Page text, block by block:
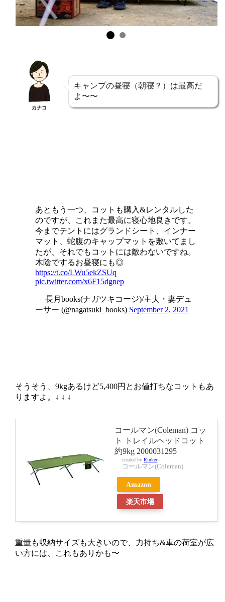
カナコ
キャンプの昼寝（朝寝？）は最高だ
よ〜〜
あともう一つ、コットも購入&レンタルした
のですが、これまた最高に寝心地良きです。
今までテントにはグランドシート、インナー
マット、蛇腹のキャップマットを敷いてまし
たが、それでもコットには敵わないですね。
木陰でするお昼寝にも◎
https://t.co/LWu5ekZSUq
pic.twitter.com/x6F15dgnep
— 長月books(ナガツキコージ)/主夫・妻デュ
ーサー (@nagatsuki_books) September 2, 2021
そうそう、9kgあるけど5,400円とお値打ちなコットもあ
りますよ。↓ ↓ ↓
コールマン(Coleman) コッ
ト トレイルヘッドコット
約9kg 2000031295
created byRinker
コールマン(Coleman)
Amazon
楽天市場
重量も収納サイズも大きいので、力持ち&車の荷室が広
い方には、これもありかも〜